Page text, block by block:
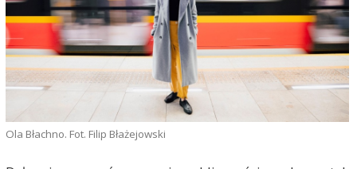
Ola Błachno. Fot. Filip Błażejowski